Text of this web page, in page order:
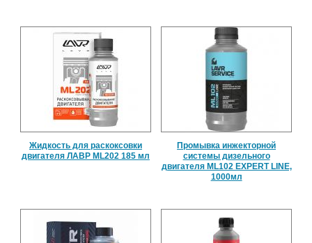
Жидкость для раскоксовки
двигателя ЛАВР ML202 185 мл
Промывка инжекторной
системы дизельного
двигателя ML102 EXPERT LINE,
1000мл